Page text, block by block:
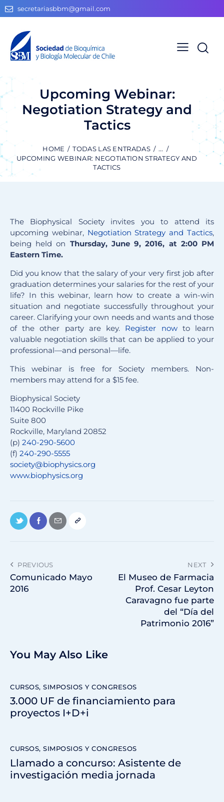
secretariasbbm@gmail.com
Upcoming Webinar:
Negotiation Strategy and
Tactics
HOME TODAS LAS ENTRADAS
...
UPCOMING WEBINAR: NEGOTIATION STRATEGY AND
TACTICS
The Biophysical Society invites you to attend its
upcoming webinar, Negotiation Strategy and Tactics,
being held on Thursday, June 9, 2016, at 2:00 PM
Eastern Time.
Did you know that the salary of your very first job after
graduation determines your salaries for the rest of your
life? In this webinar, learn how to create a win-win
situation and negotiate successfully throughout your
career. Clarifying your own needs and wants and those
of the other party are key. Register nowto learn
valuable negotiation skills that can be applied to your
professional—and personal—life.
This webinar is free for Society members. Non-
members may attend for a $15 fee.
Biophysical Society
11400 Rockville Pike
Suite 800
Rockville, Maryland 20852
(p) 240-290-5600
(f) 240-290-5555
society@biophysics.org
www.biophysics.org
PREVIOUS
Comunicado Mayo
2016
NEXT
El Museo de Farmacia
Prof. Cesar Leyton
Caravagno fue parte
del “Día del
Patrimonio 2016”
You May Also Like
CURSOS, SIMPOSIOS Y CONGRESOS
3.000 UF de financiamiento para
proyectos I+D+i
CURSOS, SIMPOSIOS Y CONGRESOS
Llamado a concurso: Asistente de
investigación media jornada